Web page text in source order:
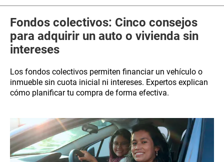
Fondos colectivos: Cinco consejos
para adquirir un auto o vivienda sin
intereses
Los fondos colectivos permiten financiar un vehículo o
inmueble sin cuota inicial ni intereses. Expertos explican
cómo planificar tu compra de forma efectiva.